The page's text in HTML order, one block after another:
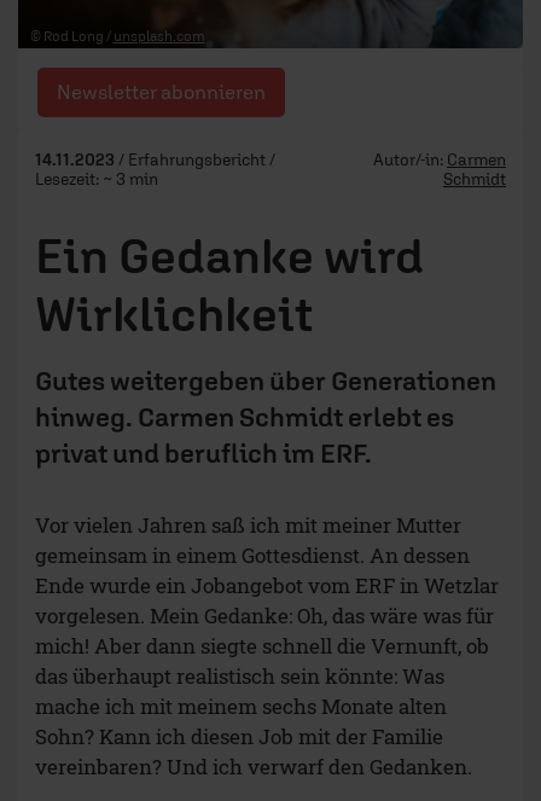
TEAM
© Rod Long / unsplash.com
Newsletter abonnieren
14.11.2023 / Erfahrungsbericht /
Lesezeit: ~ 3 min
Autor/-in: Carmen
Schmidt
Ein Gedanke wird
Wirklichkeit
Gutes weitergeben über Generationen
hinweg. Carmen Schmidt erlebt es
privat und beruflich im ERF.
Vor vielen Jahren saß ich mit meiner Mutter
gemeinsam in einem Gottesdienst. An dessen
Ende wurde ein Jobangebot vom ERF in Wetzlar
vorgelesen. Mein Gedanke: Oh, das wäre was für
mich! Aber dann siegte schnell die Vernunft, ob
das überhaupt realistisch sein könnte: Was
mache ich mit meinem sechs Monate alten
Sohn? Kann ich diesen Job mit der Familie
vereinbaren? Und ich verwarf den Gedanken.